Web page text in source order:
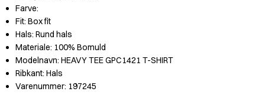
Farve:
Fit: Box fit
Hals: Rund hals
Materiale: 100% Bomuld
Modelnavn: HEAVY TEE GPC1421 T-SHIRT
Ribkant: Hals
Varenummer: 197245